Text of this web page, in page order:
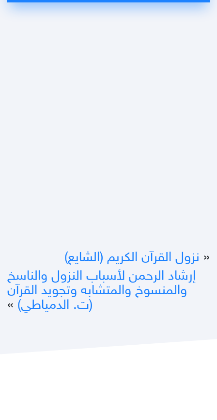
« نزول القرآن الكريم (الشايع)
إرشاد الرحمن لأسباب النزول والناسخ
والمنسوخ والمتشابه وتجويد القرآن
(ت. الدمياطي) »